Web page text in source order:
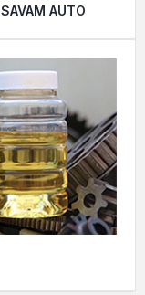
SAVAM AUTO